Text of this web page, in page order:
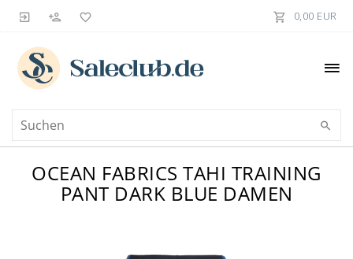
0,00 EUR
OCEAN FABRICS TAHI TRAINING
PANT DARK BLUE DAMEN